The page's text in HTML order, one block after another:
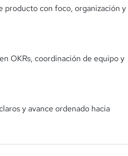
producto con foco, organización y
OKRs, coordinación de equipo y
y avance ordenado hacia